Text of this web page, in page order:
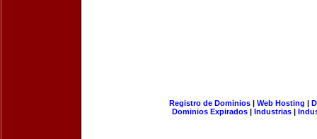
Registro de Dominios| Web Hosting |
Dominios Expirados | Industrias |